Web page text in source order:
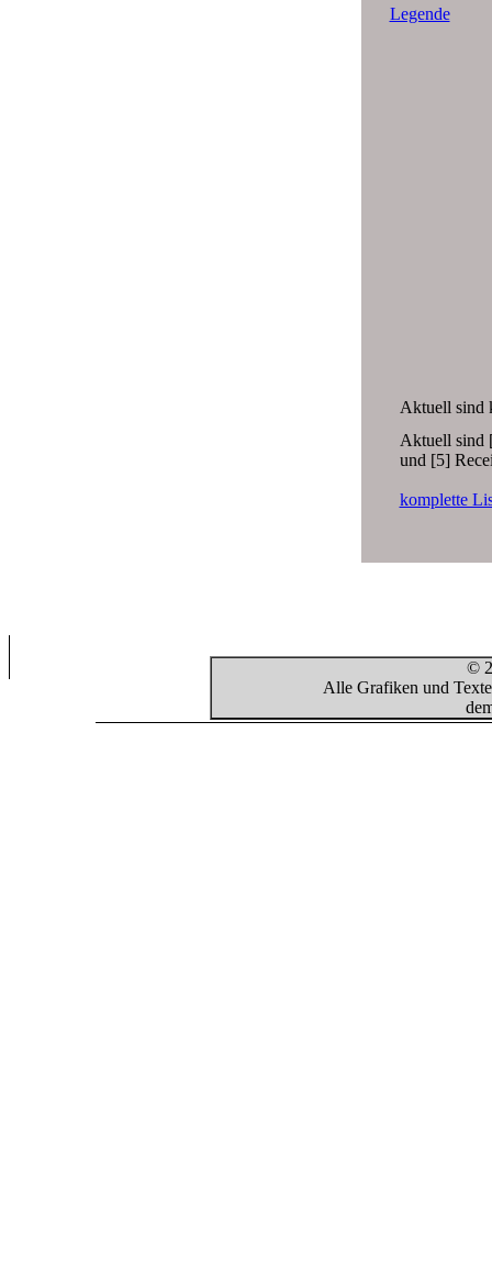
Legende
Aktuell sind
Aktuell sind
und [5]
komplette
©
Alle Grafiken und